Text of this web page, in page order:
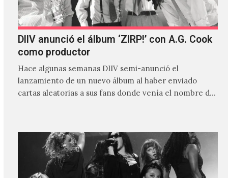
DIIV anunció el álbum ‘ZIRP!’ con A.G. Cook
como productor
Hace algunas semanas DIIV semi-anunció el
lanzamiento de un nuevo álbum al haber enviado
cartas aleatorias a sus fans donde venía el nombre de